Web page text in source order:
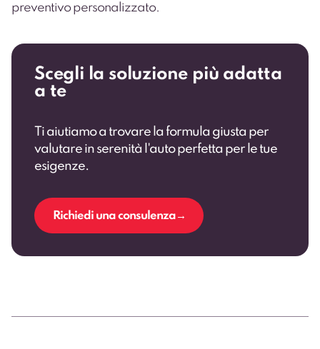
preventivo personalizzato.
Scegli la soluzione più adatta
a te
Ti aiutiamo a trovare la formula giusta per
valutare in serenità l'auto perfetta per le tue
esigenze.
Richiedi una consulenza